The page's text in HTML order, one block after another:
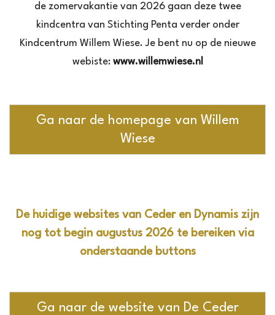
de zomervakantie van 2026 gaan deze twee
kindcentra van Stichting Penta verder onder
Kindcentrum Willem Wiese. Je bent nu op de nieuwe
webiste: www.willemwiese.nl
Ga naar de homepage van Willem
Wiese
De huidige websites van Ceder en Dynamis zijn
nog tot begin augustus 2026 te bereiken via
onderstaande buttons
Ga naar de website van De Ceder